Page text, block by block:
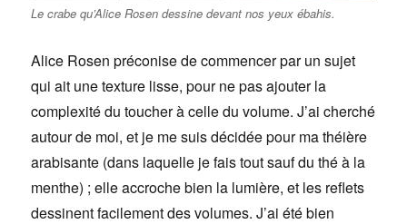
Le crabe qu’Alice Rosen dessine devant nos yeux ébahis.
Alice Rosen préconise de commencer par un sujet
qui ait une texture lisse, pour ne pas ajouter la
complexité du toucher à celle du volume. J’ai cherché
autour de moi, et je me suis décidée pour ma théière
arabisante (dans laquelle je fais tout sauf du thé à la
menthe) ; elle accroche bien la lumière, et les reflets
dessinent facilement des volumes. J’ai été bien